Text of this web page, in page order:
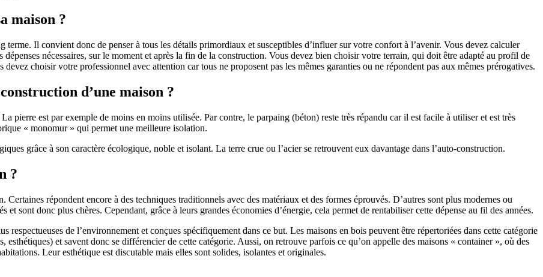
maison ?
terme. Il convient donc de penser à tous les détails primordiaux et susceptibles d’influer sur votre confort à l’avenir. Vous devez calculer
nécessaires, sur le moment et après la fin de la construction. Vous devez bien choisir votre terrain, qui doit être adapté au profil de
choisir votre professionnel avec attention car tous ne proposent pas les mêmes garanties ou ne répondent pas aux mêmes prérogatives.
d’une maison ?
pierre est par exemple de moins en moins utilisée. Par contre, le parpaing (béton) reste très répandu car il est facile à utiliser et est très
« monomur » qui permet une meilleure isolation.
grâce à son caractère écologique, noble et isolant. La terre crue ou l’acier se retrouvent eux davantage dans l’auto-construction.
?
répondent encore à des techniques traditionnels avec des matériaux et des formes éprouvés. D’autres sont plus modernes ou
sont donc plus chères. Cependant, grâce à leurs grandes économies d’énergie, cela permet de rentabiliser cette dépense au fil des années.
respectueuses de l’environnement et conçues spécifiquement dans ce but. Les maisons en bois peuvent être répertoriées dans cette catégorie
esthétiques) et savent donc se différencier de cette catégorie. Aussi, on retrouve parfois ce qu’on appelle des maisons « container », où des
Leur esthétique est discutable mais elles sont solides, isolantes et originales.